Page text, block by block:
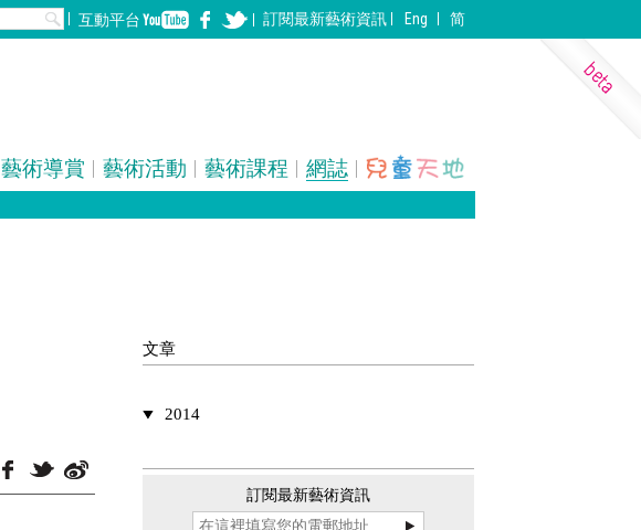
互動平台 訂閱最新藝術資訊 Eng 简
藝術導賞 藝術活動 藝術課程 網誌
文章
2014
訂閱最新藝術資訊